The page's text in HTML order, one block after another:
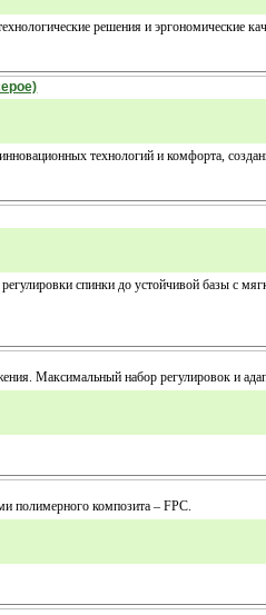
решения и эргономические
технологий и комфорта,
спинки до устойчивой базы с
Максимальный набор регулировок и
полимерного композита – FPC.